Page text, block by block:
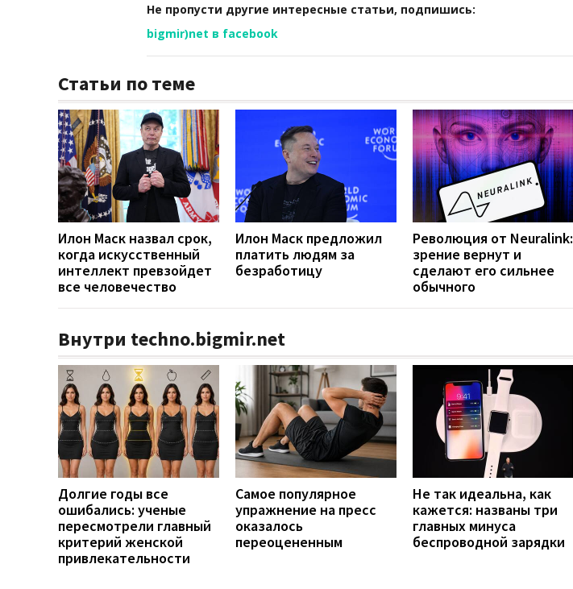
Не пропусти другие интересные статьи, подпишись:
bigmir)net в facebook
Статьи по теме
Илон Маск назвал срок,
когда искусственный
интеллект превзойдет
все человечество
Илон Маск предложил
платить людям за
безработицу
Революция от Neuralink:
зрение вернут и
сделают его сильнее
обычного
Внутри techno.bigmir.net
Долгие годы все
ошибались: ученые
пересмотрели главный
критерий женской
привлекательности
Самое популярное
упражнение на пресс
оказалось
переоцененным
Не так идеальна, как
кажется: названы три
главных минуса
беспроводной зарядки